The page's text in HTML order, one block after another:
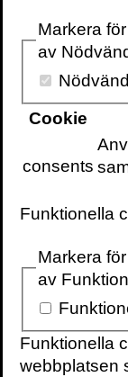
Här
och ger
för hur det
Markera
av
Cookie
consents
Funktionella
Markera
av
Funktionella
webbplatsen